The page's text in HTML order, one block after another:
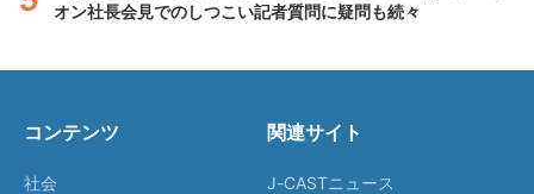
オン社長会見でのしつこい記者質問に疑問も続々
コンテンツ
社会
関連サイト
J-CASTニュース